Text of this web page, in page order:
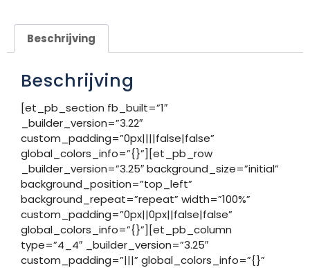
Beschrijving
Beschrijving
[et_pb_section fb_built=”1″
_builder_version=”3.22″
custom_padding=”0px||||false|false”
global_colors_info=”{}”][et_pb_row
_builder_version=”3.25″ background_size=”initial”
background_position=”top_left”
background_repeat=”repeat” width=”100%”
custom_padding=”0px||0px||false|false”
global_colors_info=”{}”][et_pb_column
type=”4_4″ _builder_version=”3.25″
custom_padding=”|||” global_colors_info=”{}”